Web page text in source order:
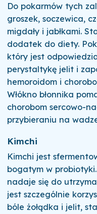
Do pokarmów tych
groszek, soczewica,
migdały i jabłkami.
dodatek do diety.
który jest
perystaltykę jelit i
hemoroidom i
Włókno błonnika
chorobom sercowo-
przybieraniu na
Kimchi
Kimchi jest
bogatym w
nadaje się do
jest szczególnie
bóle żołądka i jelit,